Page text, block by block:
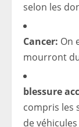
selon les
Cancer: On
mourront
blessure
compris les
de